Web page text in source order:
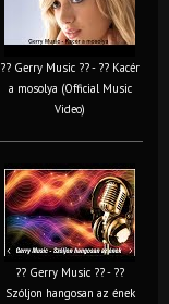
?? Gerry Music ?? - ?? Kacér
a mosolya (Official Music
Video)
?? Gerry Music ?? - ??
Szóljon hangosan az ének